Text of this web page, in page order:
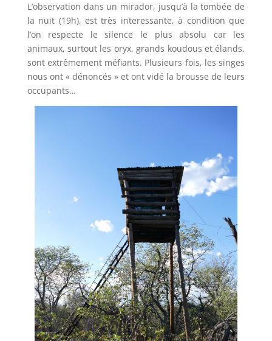
L’observation dans un mirador, jusqu’à la tombée de
la nuit (19h), est très interessante, à condition que
l’on respecte le silence le plus absolu car les
animaux, surtout les oryx, grands koudous et élands,
sont extrêmement méfiants. Plusieurs fois, les singes
nous ont « dénoncés » et ont vidé la brousse de leurs
occupants…